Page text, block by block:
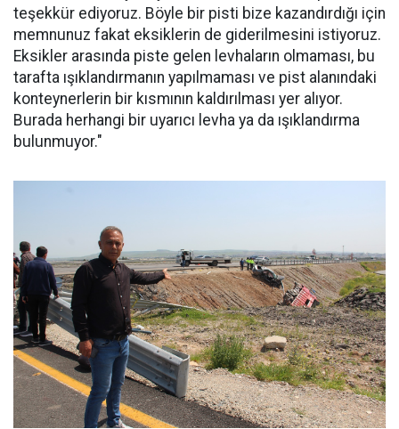
teşekkür ediyoruz. Böyle bir pisti bize kazandırdığı için
memnunuz fakat eksiklerin de giderilmesini istiyoruz.
Eksikler arasında piste gelen levhaların olmaması, bu
tarafta ışıklandırmanın yapılmaması ve pist alanındaki
konteynerlerin bir kısmının kaldırılması yer alıyor.
Burada herhangi bir uyarıcı levha ya da ışıklandırma
bulunmuyor."